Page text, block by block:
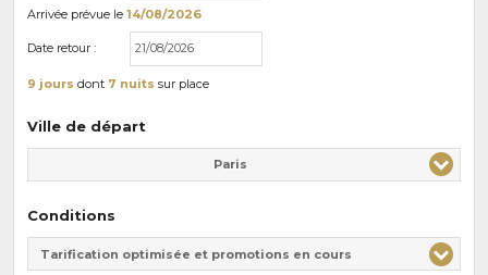
Arrivée prévue le 14/08/2026
Date retour :
9 jours dont 7 nuits sur place
Ville de départ
Paris
Conditions
Tarification optimisée et promotions en cours